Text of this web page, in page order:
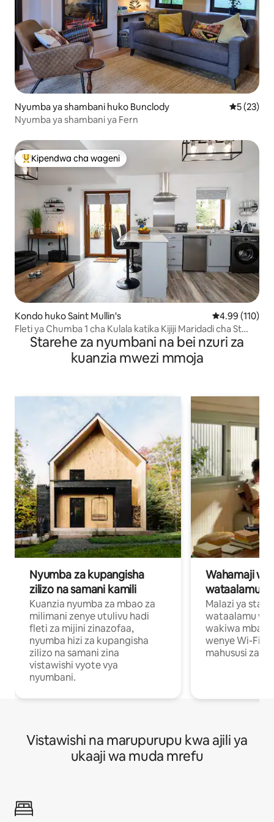
Nyumba ya shambani huko Bunclody Ukadiriaji
5 (23)
Nyumba ya shambani ya Fern
Kipendwa maarufu cha wageni
Kipendwa cha wageni
Kondo huko Saint Mullin's Ukadiriaji wa
4.99 (110)
Fleti ya Chumba 1 cha Kulala katika Kijiji Maridadi cha St
Mullins
Starehe za nyumbani na bei nzuri za
kuanzia mwezi mmoja
Nyumba za kupangisha
zilizo na samani kamili
Kuanzia nyumba za mbao za
milimani zenye utulivu hadi
fleti za mijini zinazofaa,
nyumba hizi za kupangisha
zilizo na samani zina
vistawishi vyote vya
nyumbani.
Wahamaji
wataalamu
Malazi ya
wataalamu
wakiwa mbali
wenye Wi-Fi
mahususi za
Vistawishi na marupurupu kwa ajili ya
ukaaji wa muda mrefu